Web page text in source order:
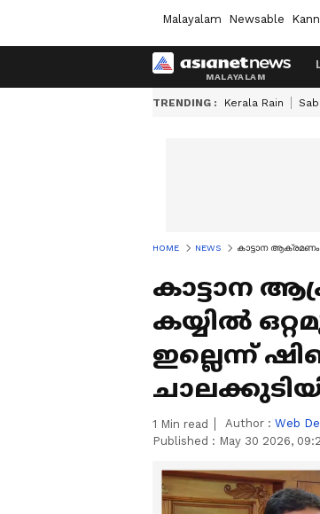
Malayalam Newsable
TRENDING : Kerala Rain
HOME NEWS കാട്ടാന
കാട്ടാന
കയ്യിൽ
ഇല്ലെന്ന്
1 Min read Author : Web
Published : May 30 2026,